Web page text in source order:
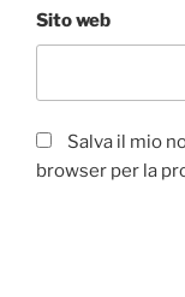
Sito web
Salva il mio
browser per la